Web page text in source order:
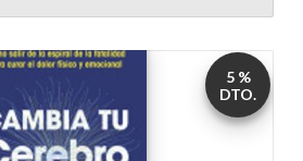
5 %
DTO.